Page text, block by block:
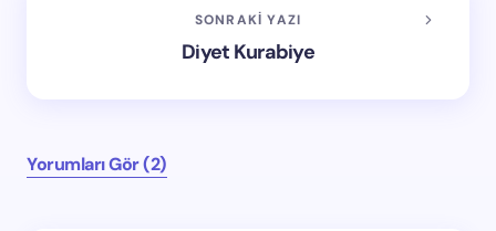
SONRAKI YAZI
Diyet Kurabiye
Yorumları Gör (2)